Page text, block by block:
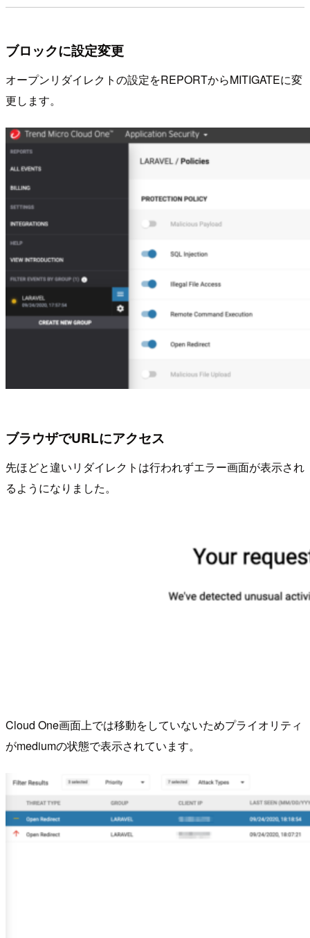
ブロックに設定変更
オープンリダイレクトの設定をREPORTからMITIGATEに変
更します。
ブラウザでURLにアクセス
先ほどと違いリダイレクトは行われずエラー画面が表示され
るようになりました。
Cloud One画面上では移動をしていないためプライオリティ
がmediumの状態で表示されています。